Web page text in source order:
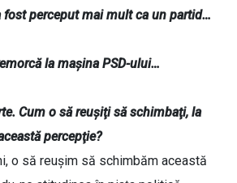
fost perceput mai mult ca un partid…
la maşina PSD-ului…
Cum o să reuşiţi să schimbaţi, la
percepţie?
o să reuşim să schimbăm această